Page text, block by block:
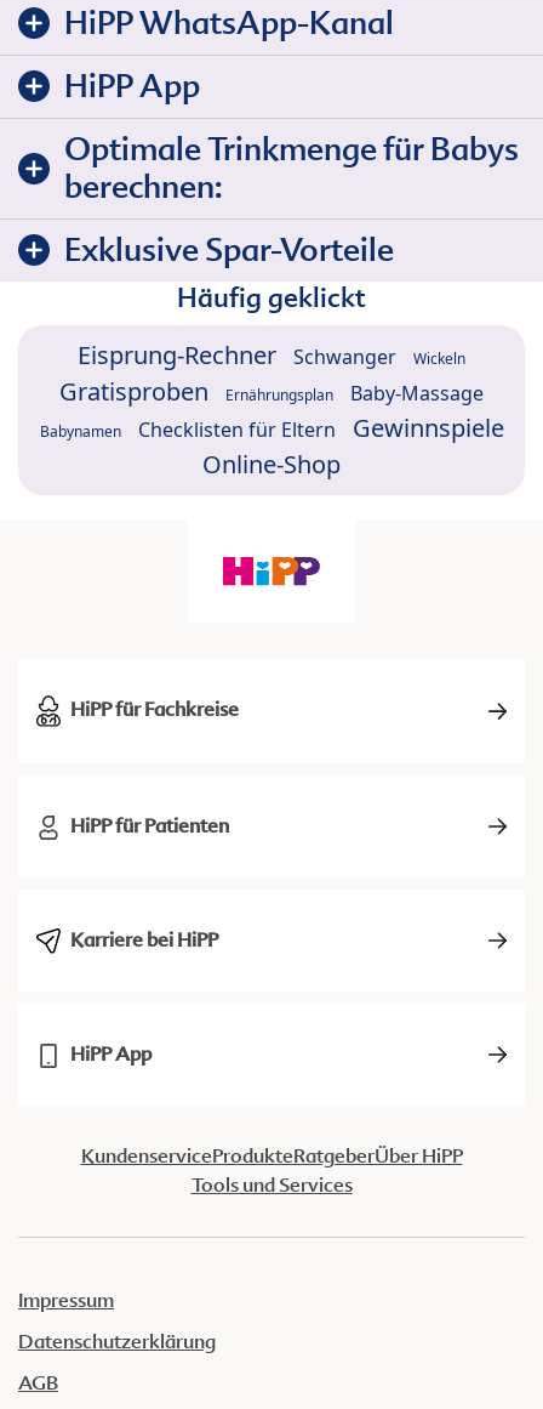
HiPP WhatsApp-Kanal
HiPP App
Optimale Trinkmenge für Babys
berechnen:
Exklusive Spar-Vorteile
Häufig geklickt
Eisprung-Rechner Schwanger Wickeln
Gratisproben Ernährungsplan Baby-Massage
Babynamen Checklisten für Eltern
Gewinnspiele
Online-Shop
HiPP für Fachkreise
HiPP für Patienten
Karriere bei HiPP
HiPP App
KundenserviceProdukteRatgeberÜber HiPP
Tools und Services
Impressum
Datenschutzerklärung
AGB